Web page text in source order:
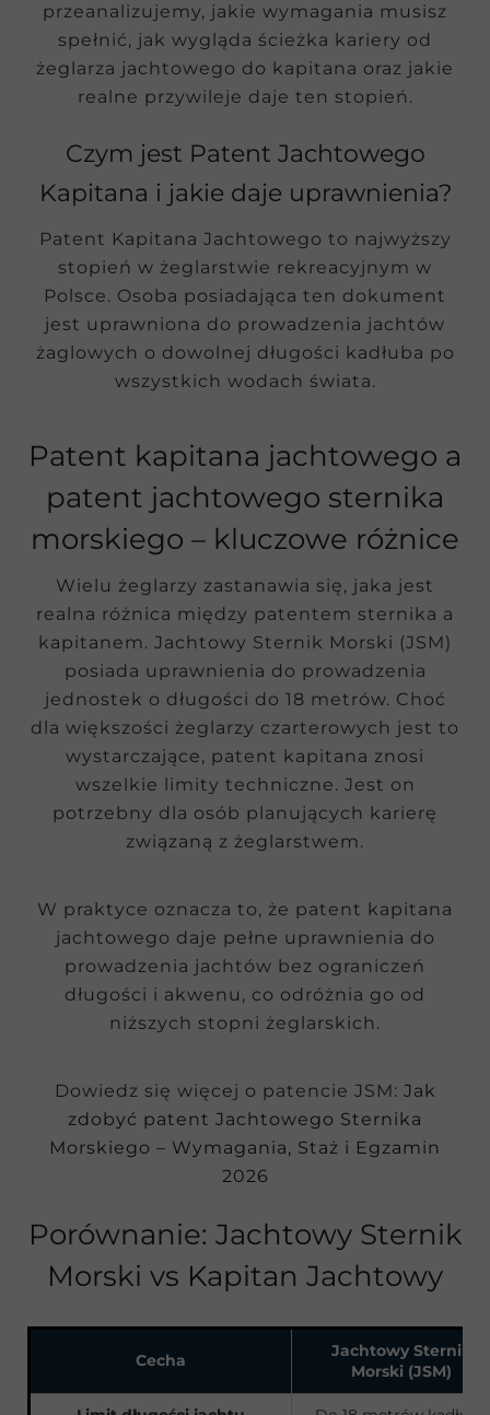
przeanalizujemy, jakie wymagania musisz
spełnić, jak wygląda ścieżka kariery od
żeglarza jachtowego do kapitana oraz jakie
realne przywileje daje ten stopień.
Czym jest Patent Jachtowego
Kapitana i jakie daje uprawnienia?
Patent Kapitana Jachtowego to najwyższy
stopień w żeglarstwie rekreacyjnym w
Polsce. Osoba posiadająca ten dokument
jest uprawniona do prowadzenia jachtów
żaglowych o dowolnej długości kadłuba po
wszystkich wodach świata.
Patent kapitana jachtowego a
patent jachtowego sternika
morskiego – kluczowe różnice
Wielu żeglarzy zastanawia się, jaka jest
realna różnica między patentem sternika a
kapitanem. Jachtowy Sternik Morski (JSM)
posiada uprawnienia do prowadzenia
jednostek o długości do 18 metrów. Choć
dla większości żeglarzy czarterowych jest to
wystarczające, patent kapitana znosi
wszelkie limity techniczne. Jest on
potrzebny dla osób planujących karierę
związaną z żeglarstwem.
W praktyce oznacza to, że patent kapitana
jachtowego daje pełne uprawnienia do
prowadzenia jachtów bez ograniczeń
długości i akwenu, co odróżnia go od
niższych stopni żeglarskich.
Dowiedz się więcej o patencie JSM: Jak
zdobyć patent Jachtowego Sternika
Morskiego – Wymagania, Staż i Egzamin
2026
Porównanie: Jachtowy Sternik
Morski vs Kapitan Jachtowy
Cecha
Jachtowy Sternik
Morski (JSM)